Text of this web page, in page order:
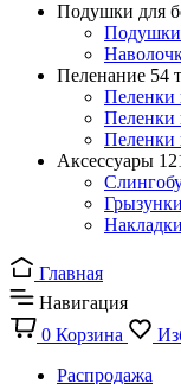
Подушки для
Подушки
Пеленание 54
Пеленки
Пеленки
Пеленки
Аксессуары
Главная
Навигация
0 Корзина
Распродажа